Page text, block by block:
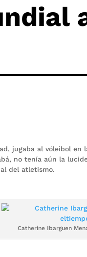
jugaba al vóleibol en
no tenía aún la
del atletismo.
Catherine Ibarguen